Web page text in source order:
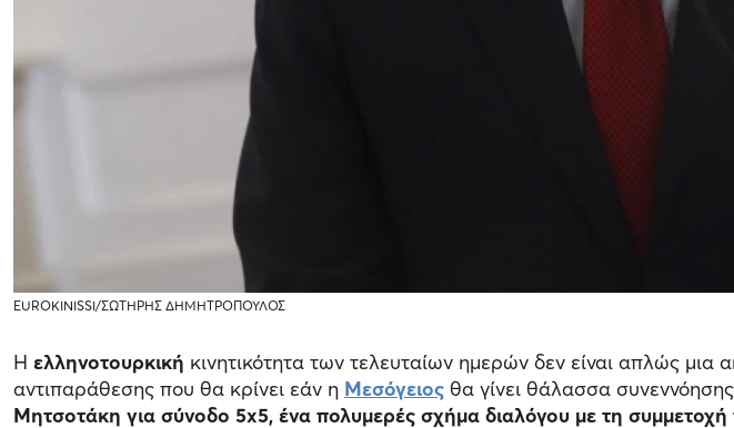
EUROKINISSI/ΣΩΤΗΡΗΣ ΔΗΜΗΤΡΟΠΟΥΛΟΣ
Η ελληνοτουρκική κινητικότητα των τελευταίων ημερών δεν είναι απλώς μια
αντιπαράθεσης που θα κρίνει εάν η Μεσόγειος θα γίνει θάλασσα
Μητσοτάκη για σύνοδο 5x5, ένα πολυμερές σχήμα διαλόγου με τη